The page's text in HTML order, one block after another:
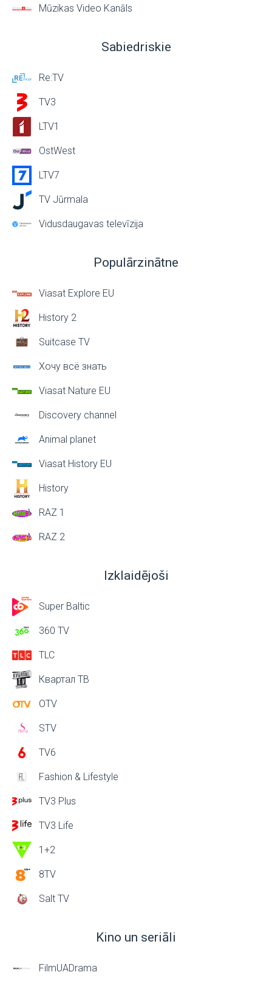
Mūzikas Video Kanāls
Sabiedriskie
Re:TV
TV3
LTV1
OstWest
LTV7
TV Jūrmala
Vidusdaugavas televīzija
Populārzinātne
Viasat Explore EU
History 2
Suitcase TV
Хочу всё знать
Viasat Nature EU
Discovery channel
Animal planet
Viasat History EU
History
RAZ 1
RAZ 2
Izklaidējoši
Super Baltic
360 TV
TLC
Квартал ТВ
OTV
STV
TV6
Fashion & Lifestyle
TV3 Plus
TV3 Life
1+2
8TV
Salt TV
Kino un seriāli
FilmUADrama